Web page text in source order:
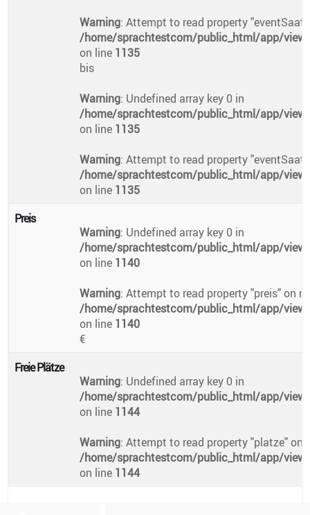
Warning: Attempt to read property
/home/sprachtestcom/public_html/app/
on line 1135
bis
Warning: Undefined array key 0 in
/home/sprachtestcom/public_html/app/
on line 1135
Warning: Attempt to read property
/home/sprachtestcom/public_html/app/
on line 1135
Preis
Warning: Undefined array key 0 in
/home/sprachtestcom/public_html/app/
on line 1140
Warning: Attempt to read property "preis" on
/home/sprachtestcom/public_html/app/
on line 1140
€
Freie Plätze
Warning: Undefined array key 0 in
/home/sprachtestcom/public_html/app/
on line 1144
Warning: Attempt to read property "platze" on
/home/sprachtestcom/public_html/app/
on line 1144